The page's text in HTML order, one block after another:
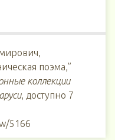
поэма,”
коллекции
, доступно 7
5166